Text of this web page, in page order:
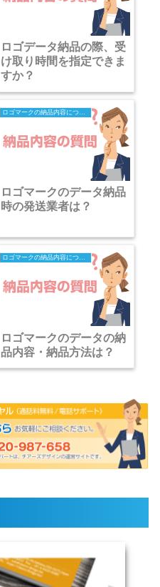
ロゴデータ納品の際、受
け取り時間を指定できま
すか？
ロゴマークのデータ納品
時の発送業者は？
ロゴマークのデータの納
品内容・納品方法は？